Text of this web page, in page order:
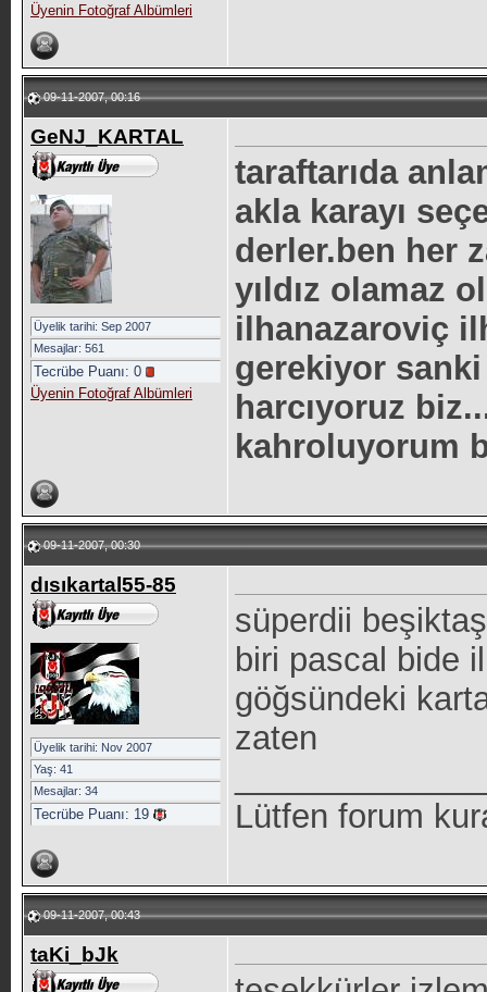
Üyenin Fotoğraf Albümleri
09-11-2007, 00:16
GeNJ_KARTAL
Üyelik tarihi: Sep 2007
Mesajlar: 561
Tecrübe Puanı: 0
Üyenin Fotoğraf Albümleri
taraftarıda
akla karayı
derler.ben her
yıldız olamaz
ilhanazaroviç
gerekiyor
harcıyoruz
kahroluyorum
09-11-2007, 00:30
dısıkartal55-85
Üyelik tarihi: Nov 2007
Yaş: 41
Mesajlar: 34
Tecrübe Puanı: 19
süperdii
biri pascal bide
göğsündeki
zaten
Lütfen forum
09-11-2007, 00:43
taKi_bJk